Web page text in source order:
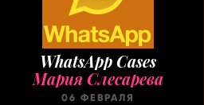
WhatsApp Cases
Мария Слесарева
06 ФЕВРАЛЯ